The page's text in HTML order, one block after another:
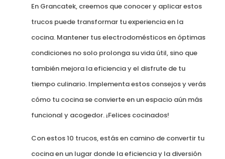
En Grancatek, creemos que conocer y aplicar estos
trucos puede transformar tu experiencia en la
cocina. Mantener tus electrodomésticos en óptimas
condiciones no solo prolonga su vida útil, sino que
también mejora la eficiencia y el disfrute de tu
tiempo culinario. Implementa estos consejos y verás
cómo tu cocina se convierte en un espacio aún más
funcional y acogedor. ¡Felices cocinados!
Con estos 10 trucos, estás en camino de convertir tu
cocina en un lugar donde la eficiencia y la diversión